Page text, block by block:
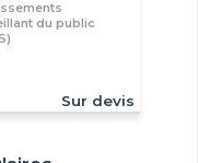
du public
Sur devis